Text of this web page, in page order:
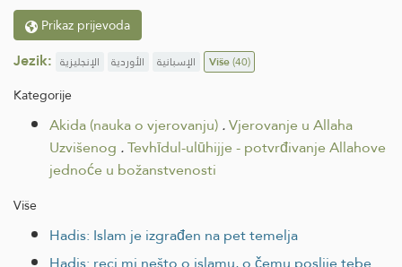
Prikaz prijevoda
Jezik: الإنجليزية الأوردية الإسبانية Više(40)
Kategorije
Akida (nauka o vjerovanju).Vjerovanje u Allaha
Uzvišenog .Tevhīdul-ulūhijje - potvrđivanje Allahove
jednoće u božanstvenosti
Više
Hadis: Islam je izgrađen na pet temelja